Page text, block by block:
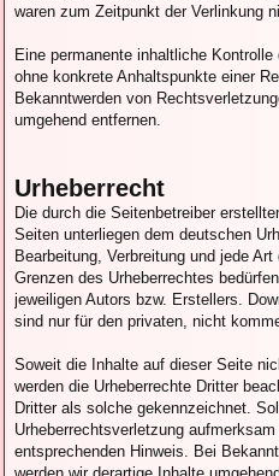
waren zum Zeitpunkt der Verlinkung
Eine permanente inhaltliche
ohne konkrete Anhaltspunkte einer
Bekanntwerden von
umgehend entfernen.
Urheberrecht
Die durch die Seitenbetreiber
Seiten unterliegen dem deutschen
Bearbeitung, Verbreitung und jede
Grenzen des Urheberrechtes
jeweiligen Autors bzw. Erstellers.
sind nur für den privaten, nicht
Soweit die Inhalte auf dieser Seite
werden die Urheberrechte Dritter
Dritter als solche gekennzeichnet.
Urheberrechtsverletzung
entsprechenden Hinweis. Bei